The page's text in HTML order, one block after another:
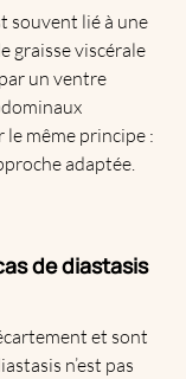
souvent lié à une
graisse viscérale
un ventre
le même principe :
adaptée.
de diastasis
et sont
n’est pas